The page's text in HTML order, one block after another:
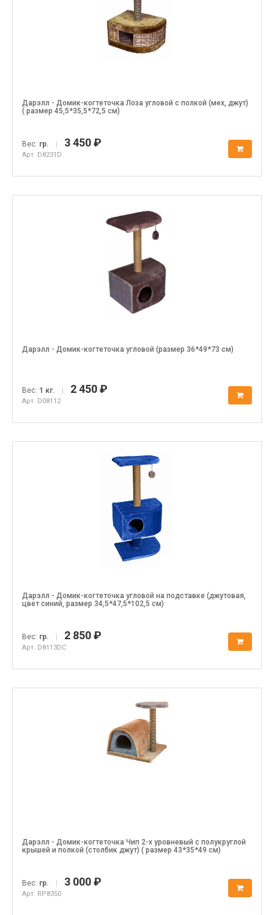
Дарэлл - Домик-когтеточка Лоза угловой с полкой (мех, джут)
( размер 45,5*35,5*72,5 см)
Вес: гр. | 3 450 ₽
Арт. D8231D
Дарэлл - Домик-когтеточка угловой (размер 36*49*73 см)
Вес: 1 кг. | 2 450 ₽
Арт. D08112
Дарэлл - Домик-когтеточка угловой на подставке (джутовая,
цвет синий, размер 34,5*47,5*102,5 см)
Вес: гр. | 2 850 ₽
Арт. D8113DC
Дарэлл - Домик-когтеточка Чип 2-х уровневый с полукруглой
крышей и полкой (столбик джут) ( размер 43*35*49 см)
Вес: гр. | 3 000 ₽
Арт. RP8350